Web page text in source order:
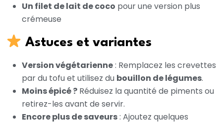
Un filet de lait de coco pour une version plus
crémeuse
Astuces et variantes
Version végétarienne: Remplacez les crevettes
par du tofu et utilisez du bouillon de légumes.
Moins épicé ? Réduisez la quantité de piments ou
retirez-les avant de servir.
Encore plus de saveurs: Ajoutez quelques